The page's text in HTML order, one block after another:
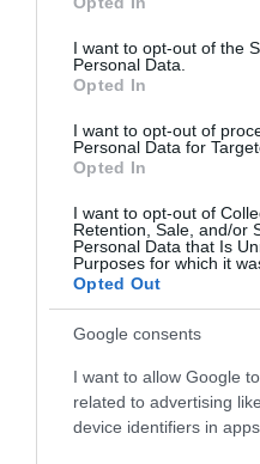
use your data for below
consent section.
I want to opt-out of the
Personal Data.
Opted In
I want to opt-out of
Personal Data for
Opted In
I want to opt-out of
Retention, Sale, and/or
Personal Data that Is
Purposes for which it
Opted Out
Google consents
I want to allow Google
related to advertising
device identifiers in apps.
Γ.Βρεττάκος στο
Συνταγματική Αναθεώρηση
Μυρτώ Κοροβέση στο
διαφάνεια, όχι άλλα